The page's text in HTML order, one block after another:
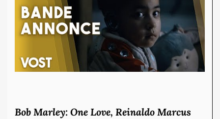
Bob Marley: One Love, Reinaldo Marcus